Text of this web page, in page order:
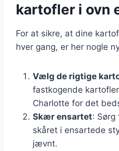
kartofler i ovn
For at sikre, at dine
hver gang, er her nogle
Vælg de rigtige
fastkogende
Charlotte for det
Skær ensartet: Sørg
skåret i ensartede
jævnt.